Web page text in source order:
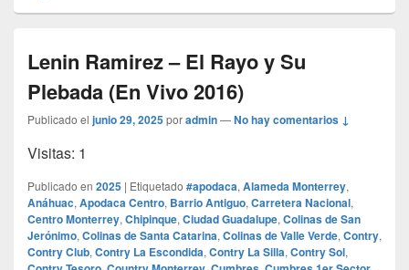
Lenin Ramirez – El Rayo y Su
Plebada (En Vivo 2016)
Publicado el junio 29, 2025poradmin—No hay comentarios ↓
Visitas: 1
Publicado en 2025 | Etiquetado #apodaca, Alameda Monterrey,
Anáhuac, Apodaca Centro, Barrio Antiguo, Carretera Nacional,
Centro Monterrey, Chipinque, Ciudad Guadalupe, Colinas de San
Jerónimo, Colinas de Santa Catarina, Colinas de Valle Verde, Contry,
Contry Club, Contry La Escondida, Contry La Silla, Contry Sol,